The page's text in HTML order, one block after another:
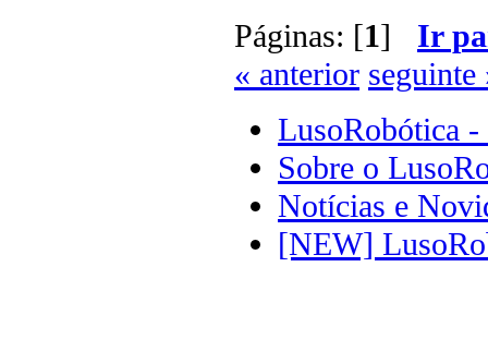
Páginas: [1] Ir
« anterior seguinte
LusoRobótica -
Sobre o
Notícias e
[NEW]